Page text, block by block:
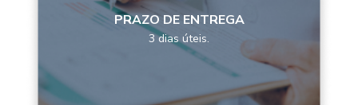
PRAZO DE ENTREGA
3 dias úteis.